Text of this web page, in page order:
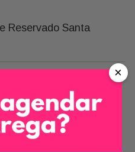
Reservado Santa
×